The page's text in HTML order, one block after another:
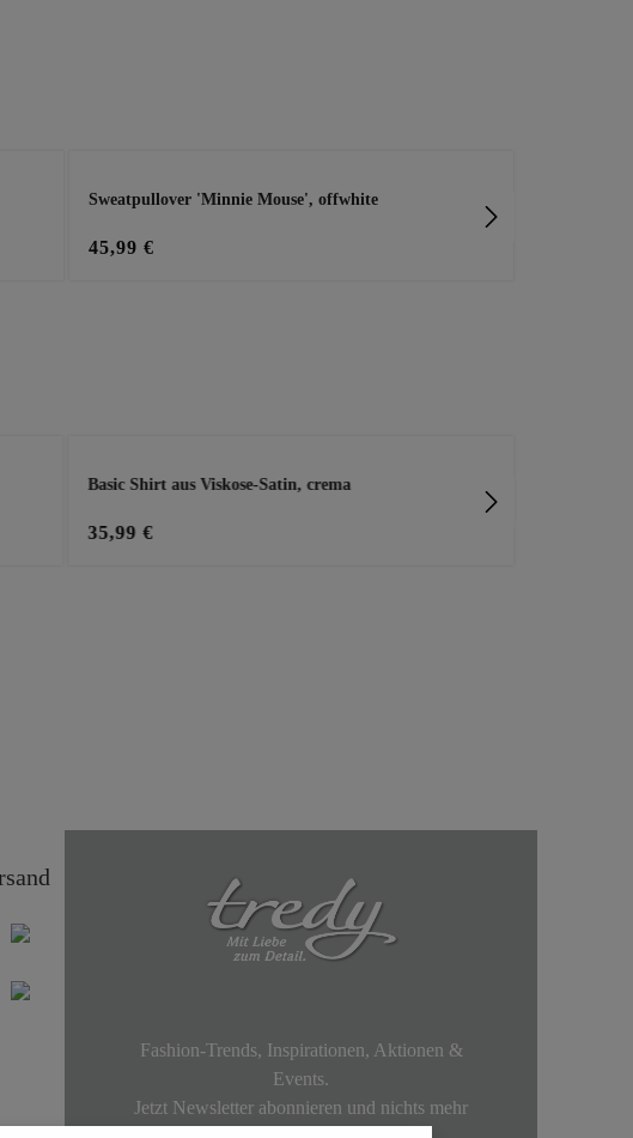
Sweatpullover 'Minnie Mouse', offwhite
45,99 €
Basic Shirt aus Viskose-Satin, crema
35,99 €
Fashion-Trends, Inspirationen, Aktionen &
Events.
Jetzt Newsletter abonnieren und nichts mehr